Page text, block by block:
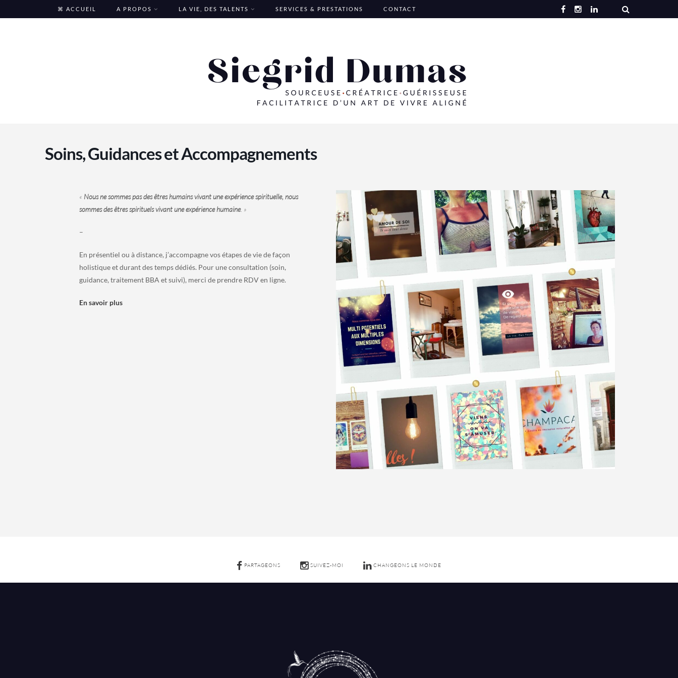
to
⌘ ACCUEIL A PROPOS LA VIE, DES TALENTS SERVICES & PRESTATIONS CONTACT
Soins, Guidances et Accompagnements
« Nous ne sommes pas des êtres humains vivant une expérience spirituelle, nous
sommes des êtres spirituels vivant une expérience humaine. »
–
En présentiel ou à distance, j’accompagne vos étapes de vie de façon
holistique et durant des temps dédiés. Pour une consultation (soin,
guidance, traitement BBA et suivi), merci de prendre RDV en ligne.
En savoir plus
PARTAGEONS SUIVEZ-MOI CHANGEONS LE MONDE